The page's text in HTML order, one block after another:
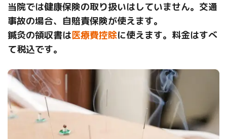
当院では健康保険の取り扱いはしていません。交通
事故の場合、自賠責保険が使えます。
鍼灸の領収書は医療費控除に使えます。料金はすべ
て税込です。